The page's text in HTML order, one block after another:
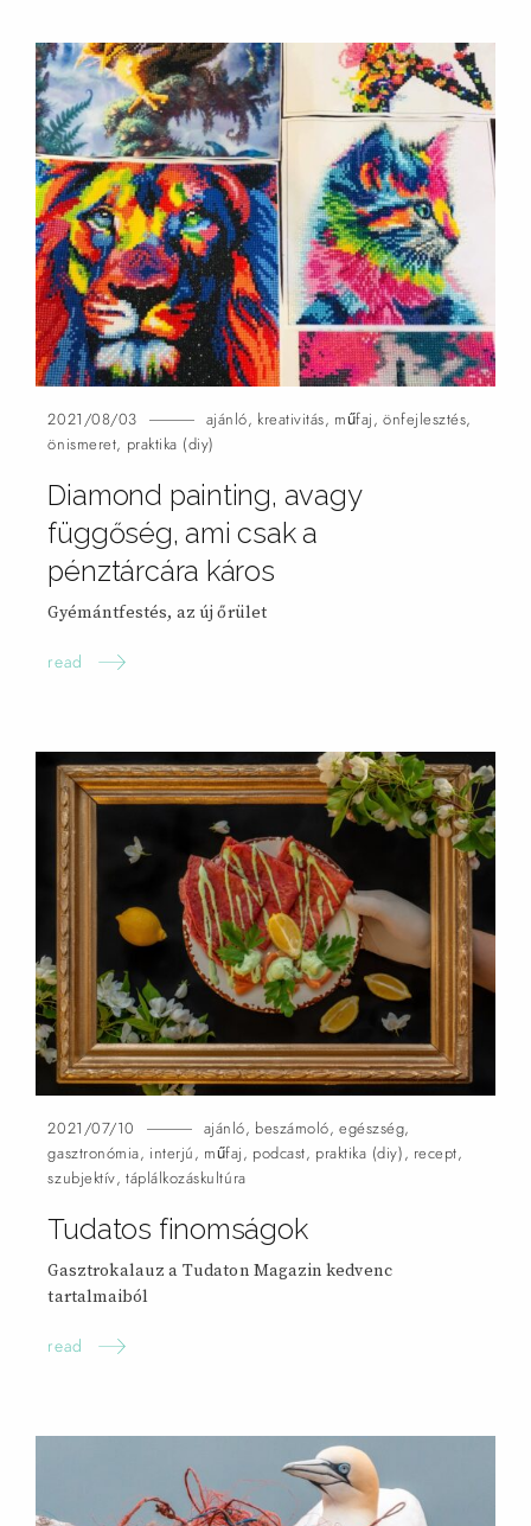
2021/08/03 ajánló, kreativitás, műfaj,önfejlesztés,
önismeret, praktika (diy)
Diamond painting, avagy
függőség, ami csak a
pénztárcára káros
Gyémántfestés, az új őrület
read
2021/07/10 ajánló, beszámoló,egészség,
gasztronómia, interjú, műfaj, podcast, praktika (diy), recept,
szubjektív,táplálkozáskultúra
Tudatos finomságok
Gasztrokalauz a Tudaton Magazin kedvenc
tartalmaiból
read